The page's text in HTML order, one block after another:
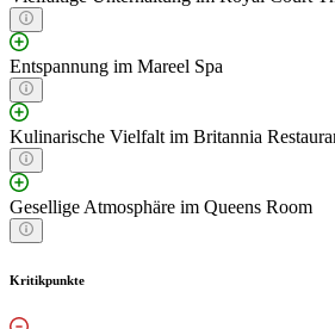
Entspannung im Mareel Spa
Kulinarische Vielfalt im Britannia
Gesellige Atmosphäre im Queens Room
Kritikpunkte